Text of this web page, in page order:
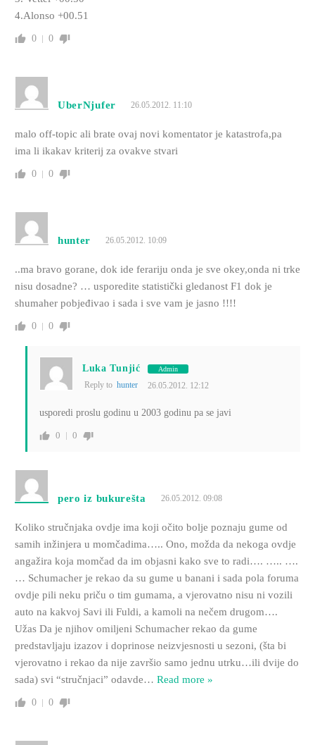
4.Alonso +00.51
0 0
UberNjufer 26.05.2012. 11:10
malo off-topic ali brate ovaj novi komentator je katastrofa,pa
ima li ikakav kriterij za ovakve stvari
0 0
hunter 26.05.2012. 10:09
..ma bravo gorane, dok ide ferariju onda je sve okey,onda ni trke
nisu dosadne? … usporedite statistički gledanost F1 dok je
shumaher pobjeđivao i sada i sve vam je jasno !!!!
0 0
Luka Tunjić Admin
Reply to hunter 26.05.2012. 12:12
usporedi proslu godinu u 2003 godinu pa se javi
0 0
pero iz bukurešta 26.05.2012. 09:08
Koliko stručnjaka ovdje ima koji očito bolje poznaju gume od
samih inžinjera u momčadima….. Ono, možda da nekoga ovdje
angažira koja momčad da im objasni kako sve to radi…. ….. ….
… Schumacher je rekao da su gume u banani i sada pola foruma
ovdje pili neku priču o tim gumama, a vjerovatno nisu ni vozili
auto na kakvoj Savi ili Fuldi, a kamoli na nečem drugom….
Užas Da je njihov omiljeni Schumacher rekao da gume
predstavljaju izazov i doprinose neizvjesnosti u sezoni, (šta bi
vjerovatno i rekao da nije završio samo jednu utrku…ili dvije do
sada) svi “stručnjaci” odavde… Read more »
0 0